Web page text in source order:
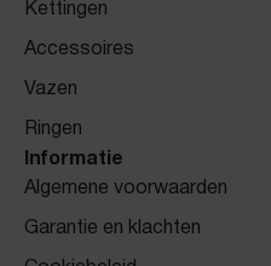
Kettingen
Accessoires
Vazen
Ringen
Informatie
Algemene voorwaarden
Garantie en klachten